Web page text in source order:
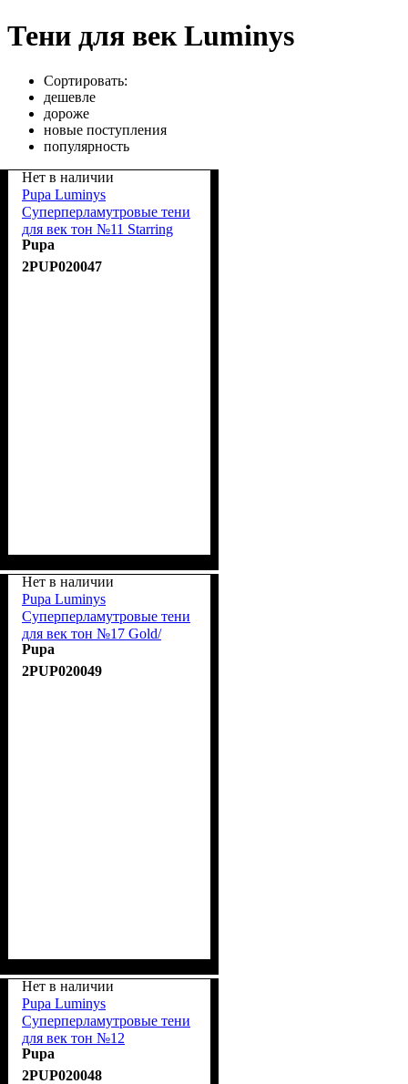
Тени для век Luminys
Сортировать:
дешевле
дороже
новые поступления
популярность
Нет в наличии
Pupa Luminys
Суперперламутровые тени
для век тон №11 Starring
Blue/Небесно-голубой
Pupa
2PUP020047
Нет в наличии
Pupa Luminys
Суперперламутровые тени
для век тон №17 Gold/
Золотой
Pupa
2PUP020049
Нет в наличии
Pupa Luminys
Суперперламутровые тени
для век тон №12
Shimmering Black/
Мерцающий черный
Pupa
2PUP020048